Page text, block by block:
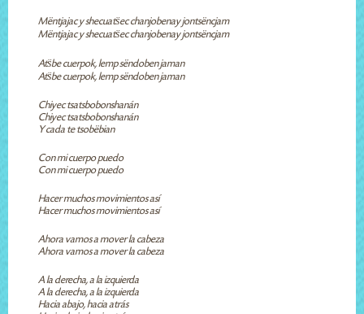
Mëntjajac y shecuats̈ec chanjobenay jontsëncjam
Mëntjajac y shecuats̈ec chanjobenay jontsëncjam
Ats̈be cuerpok, lemp sëndoben jaman
Ats̈be cuerpok, lemp sëndoben jaman
Chiyec tsatsbobonshanán
Chiyec tsatsbobonshanán
Y cada te tsobëbian
Con mi cuerpo puedo
Con mi cuerpo puedo
Hacer muchos movimientos así
Hacer muchos movimientos así
Ahora vamos a mover la cabeza
Ahora vamos a mover la cabeza
A la derecha, a la izquierda
A la derecha, a la izquierda
Hacia abajo, hacia atrás